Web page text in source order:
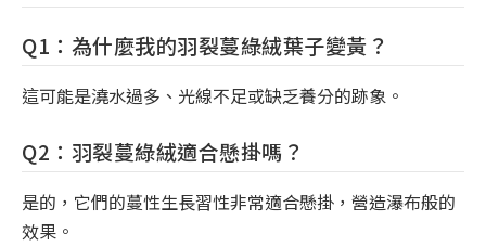
Q1：為什麼我的羽裂蔓綠絨葉子變黃？
這可能是澆水過多、光線不足或缺乏養分的跡象。
Q2：羽裂蔓綠絨適合懸掛嗎？
是的，它們的蔓性生長習性非常適合懸掛，營造瀑布般的
效果。